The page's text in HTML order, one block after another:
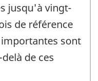
jusqu'à vingt-
de référence
sont
de ces